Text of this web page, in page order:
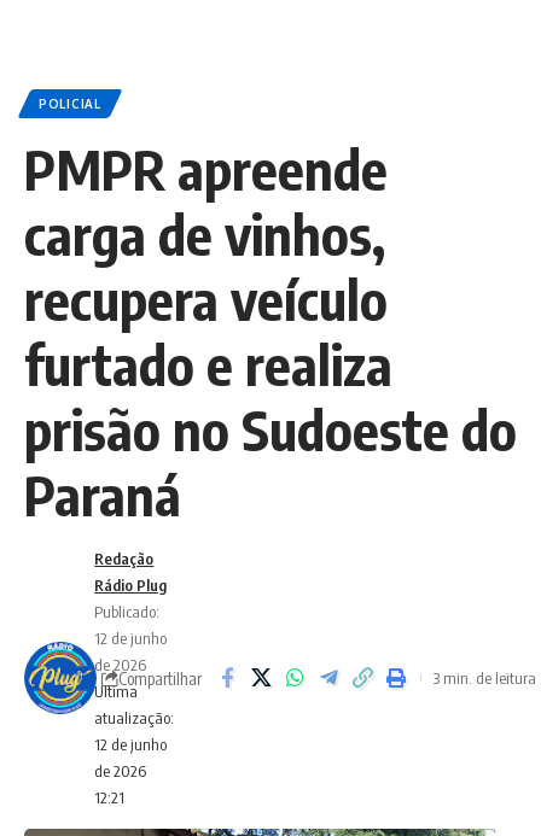
POLICIAL
PMPR apreende
carga de vinhos,
recupera veículo
furtado e realiza
prisão no Sudoeste do
Paraná
Ultima
atualização:
12 de junho
de 2026
12:21
Redação
Rádio Plug
Publicado:
12 de junho
de 2026
Compartilhar 3 min. de leitura